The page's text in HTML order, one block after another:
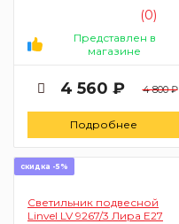
(0)
Представлен в
магазине
4 560 ₽ 4 800 ₽
Подробнее
скидка -5%
Светильник подвесной
Linvel LV 9267/3 Лира Е27